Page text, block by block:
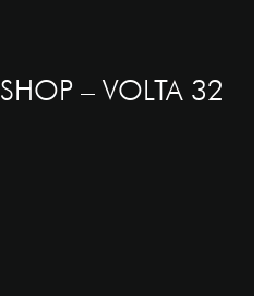
SHOP – VOLTA 32